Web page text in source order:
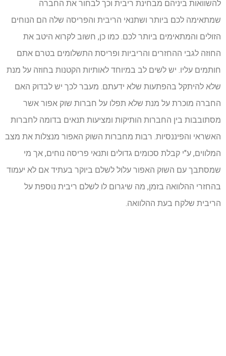
להשוואות ביניהם מבחינת ריבית וכך לבחור את החברה
שמתאימה לכם ביותר ושתנאי הריבית והפריסה שלה הם הנוחים
הזולים והמתאימים ביותר לכם. כמו כן, חשוב לקרוא היטב את
החוזה לגבי ההחזרים והריביות ופריסת התשלומים בטרם אתם
חותמים עליו. יש לשים לב במיוחד לאותיות הקטנות בחוזה על מנת
שלא להיתקל בהפתעות שלא ידעתם. מעבר לכך יש לבדוק האם
החברה מוכרת על מנת שלא תפלו על חברות שוק אפור אשר
מסתובבות בין החברות הותיקות ומציעות תנאים בדומה לחברות
האשראי והפיננסיות. רבות מחברות השוק האפור מנצלות את מצב
המלווים, ע"י קבלת סכומים גדולים ותנאי פריסה נוחים, אך מי
שמסתבך עם השוק האפור עלול לשלם ביוקר בעתיד אם לא יעמוד
בהחזרי ההלוואה בזמן, מה שיגרום לו לשלם ריבית נוספת על
הריבית שלקח בעת ההלוואה.